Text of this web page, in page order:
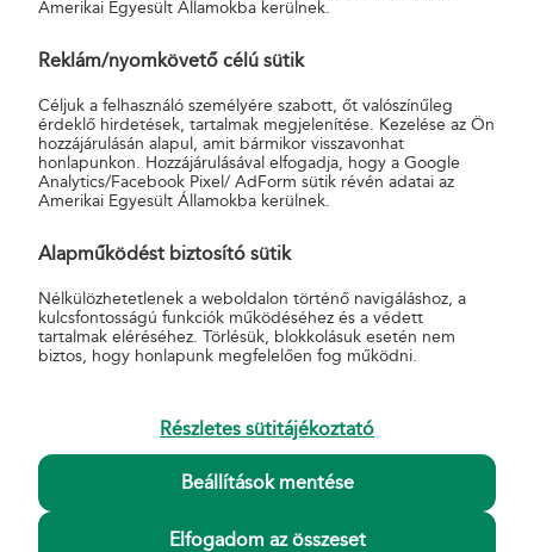
Amerikai Egyesült Államokba kerülnek.
Reklám/nyomkövető célú sütik
Céljuk a felhasználó személyére szabott, őt valószínűleg
érdeklő hirdetések, tartalmak megjelenítése. Kezelése az Ön
hozzájárulásán alapul, amit bármikor visszavonhat
honlapunkon. Hozzájárulásával elfogadja, hogy a Google
Analytics/Facebook Pixel/ AdForm sütik révén adatai az
Amerikai Egyesült Államokba kerülnek.
Alapműködést biztosító sütik
Nélkülözhetetlenek a weboldalon történő navigáláshoz, a
kulcsfontosságú funkciók működéséhez és a védett
tartalmak eléréséhez. Törlésük, blokkolásuk esetén nem
biztos, hogy honlapunk megfelelően fog működni.
Részletes sütitájékoztató
Beállítások mentése
Elfogadom az összeset